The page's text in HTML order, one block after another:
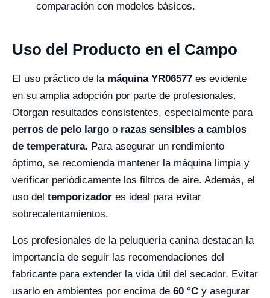
comparación con modelos básicos.
Uso del Producto en el Campo
El uso práctico de la máquina YR06577 es evidente
en su amplia adopción por parte de profesionales.
Otorgan resultados consistentes, especialmente para
perros de pelo largo o razas sensibles a cambios
de temperatura. Para asegurar un rendimiento
óptimo, se recomienda mantener la máquina limpia y
verificar periódicamente los filtros de aire. Además, el
uso del temporizador es ideal para evitar
sobrecalentamientos.
Los profesionales de la peluquería canina destacan la
importancia de seguir las recomendaciones del
fabricante para extender la vida útil del secador. Evitar
usarlo en ambientes por encima de 60 °C y asegurar